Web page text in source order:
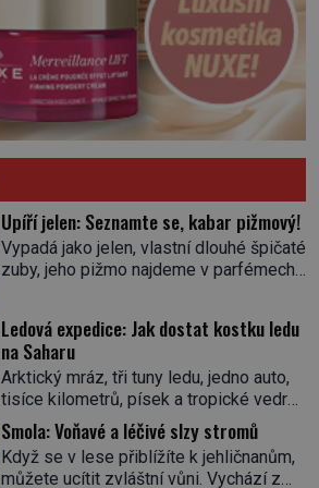
Upíří jelen: Seznamte se, kabar pižmový!
Vypadá jako jelen, vlastní dlouhé špičaté
zuby, jeho pižmo najdeme v parfémech
jediného zástupce zvířecí říše – kabara
pižmového. V Evropě ho jako první
popíše švédský botanik Carl Linné
(1707–1778), jenže v Asii o něm ví už
celá staletí. Zvíře připomíná jelena,
v kohoutku dosahuje […]
Ledová expedice: Jak dostat kostku ledu
na Saharu
Arktický mráz, tři tuny ledu, jedno auto,
tisíce kilometrů, písek a tropické vedro.
To je ve zkratce zdánlivě nesplnitelná
výzva, která se promění v úžasné
dobrodružství a důkaz, že nic není
Smola: Voňavé a léčivé slzy stromů
Když se v lese přiblížíte k jehličnanům,
můžete ucítit zvláštní vůni. Vychází z